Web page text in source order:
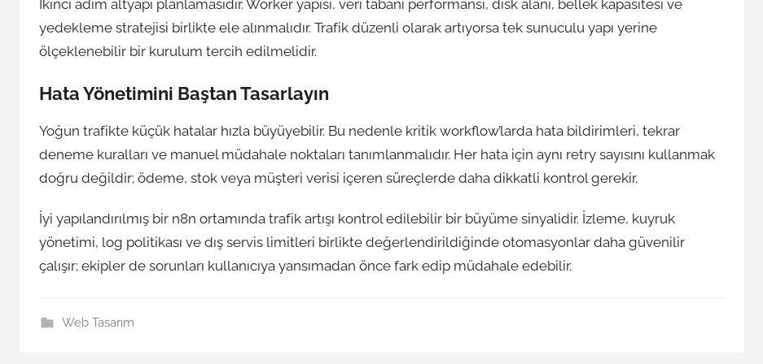
İkinci adım altyapı planlamasıdır. Worker yapısı, veri tabanı performansı, disk alanı, bellek kapasitesi ve
yedekleme stratejisi birlikte ele alınmalıdır. Trafik düzenli olarak artıyorsa tek sunuculu yapı yerine
ölçeklenebilir bir kurulum tercih edilmelidir.
Hata Yönetimini Baştan Tasarlayın
Yoğun trafikte küçük hatalar hızla büyüyebilir. Bu nedenle kritik workflow’larda hata bildirimleri, tekrar
deneme kuralları ve manuel müdahale noktaları tanımlanmalıdır. Her hata için aynı retry sayısını kullanmak
doğru değildir; ödeme, stok veya müşteri verisi içeren süreçlerde daha dikkatli kontrol gerekir.
İyi yapılandırılmış bir n8n ortamında trafik artışı kontrol edilebilir bir büyüme sinyalidir. İzleme, kuyruk
yönetimi, log politikası ve dış servis limitleri birlikte değerlendirildiğinde otomasyonlar daha güvenilir
çalışır; ekipler de sorunları kullanıcıya yansımadan önce fark edip müdahale edebilir.
Web Tasarım